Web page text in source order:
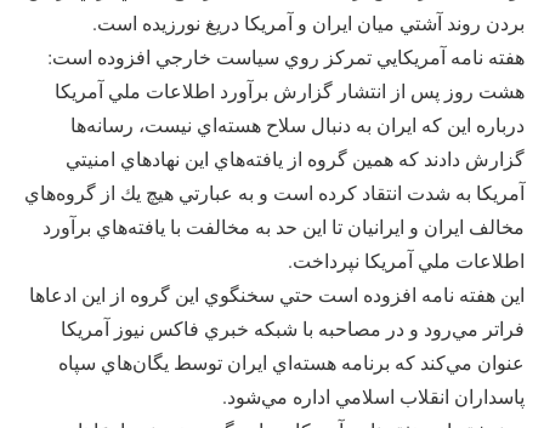
بردن روند آشتي ميان ايران و آمريكا دريغ نورزيده است.
هفته نامه آمريكايي تمركز روي سياست خارجي افزوده است:
هشت روز پس از انتشار گزارش برآورد اطلاعات ملي آمريكا
درباره اين كه ايران به دنبال سلاح هسته‌اي نيست، رسانه‌ها
گزارش دادند كه همين گروه از يافته‌هاي اين نهادهاي امنيتي
آمريكا به شدت انتقاد كرده است و به عبارتي هيچ يك از گروه‌هاي
مخالف ايران و ايرانيان تا اين حد به مخالفت با يافته‌هاي برآورد
اطلاعات ملي آمريكا نپرداخت.
اين هفته نامه افزوده است حتي سخنگوي اين گروه از اين ادعاها
فراتر مي‌رود و در مصاحبه با شبكه خبري فاكس نيوز آمريكا
عنوان مي‌كند كه برنامه هسته‌اي ايران توسط يگان‌هاي سپاه
پاسداران انقلاب اسلامي اداره مي‌شود.